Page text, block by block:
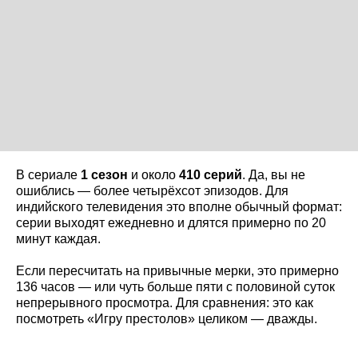
В сериале 1 сезон и около 410 серий. Да, вы не
ошиблись — более четырёхсот эпизодов. Для
индийского телевидения это вполне обычный формат:
серии выходят ежедневно и длятся примерно по 20
минут каждая.
Если пересчитать на привычные мерки, это примерно
136 часов — или чуть больше пяти с половиной суток
непрерывного просмотра. Для сравнения: это как
посмотреть «Игру престолов» целиком — дважды.